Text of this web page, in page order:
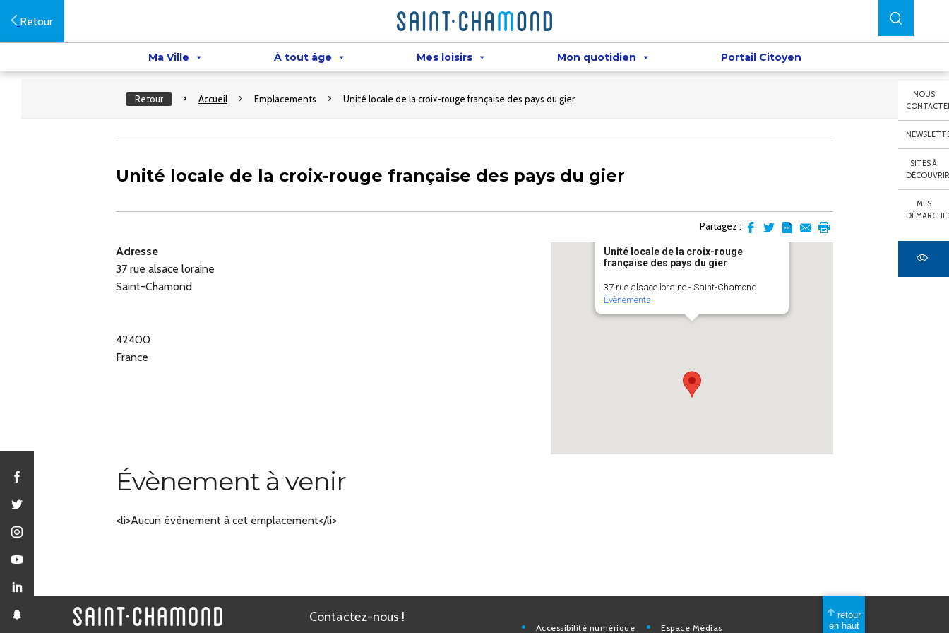
Retour
Ma Ville À tout âge Mes loisirs Mon quotidien Portail Citoyen
NOUS
SITES À
MES
Retour Accueil Emplacements Unité locale de la croix-rouge française des pays du gier
Unité locale de la croix-rouge française des pays du gier
Partagez :
Unité locale de la croix-rouge
française des pays du gier
37 rue alsace loraine - Saint-Chamond
Évènements
Adresse
37 rue alsace loraine
Saint-Chamond
42400
France
Évènement à venir
<li>Aucun évènement à cet emplacement</li>
Contactez-nous !
Accessibilité numérique Espace Médias